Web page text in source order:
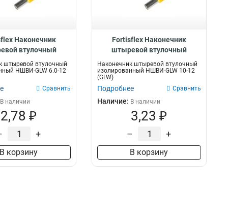
Наконечник
втулочный
НШВИ-GLW
12, 61580
штыревой втулочный
НШВИ-GLW 6.0-12
Сравнить
В наличии
2,78 ₽
+
В корзину
Fortisflex Наконечник
штыревой втулочный
изолированный НШВИ-GLW
10-12, 61581
Наконечник штыревой втулочный
изолированный НШВИ-GLW 10-12
(GLW)
Подробнее Сравнить
Наличие: В наличии
3,23 ₽
– +
В корзину